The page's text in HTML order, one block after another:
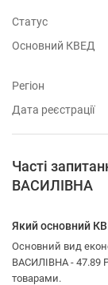
Статус
Основний КВЕД
Регіон
Дата реєстрації
Часті
ВАСИЛІВНА
Який основний
Основний вид
ВАСИЛІВНА - 47.89
товарами.